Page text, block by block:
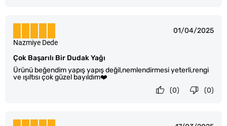
01/04/2025
Çok Başarılı Bir Dudak Yağı
Ürünü beğendim yapış yapış değil,nemlendirmesi yeterli,rengi
ve ışıltısı çok güzel bayıldım❤️
Nazmiye Dede
(0)
(0)